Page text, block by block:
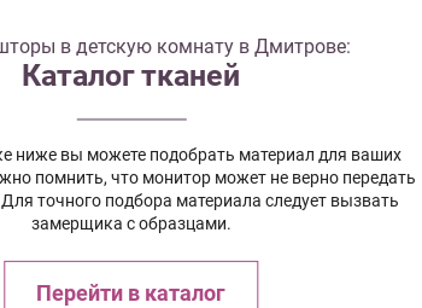
в детскую комнату в Дмитрове:
Каталог тканей
ниже вы можете подобрать материал для ваших
помнить, что монитор может не верно передать
точного подбора материала следует вызвать
замерщика с образцами.
Перейти в каталог